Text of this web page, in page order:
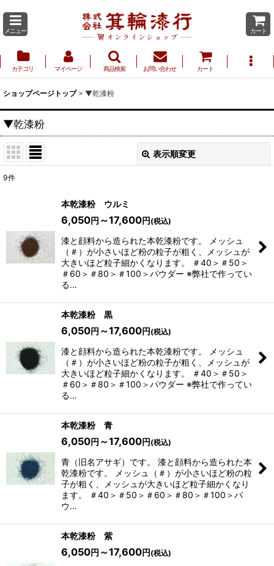
メニュー カート
カテゴリ マイページ 商品検索 お問い合わせ カート
ショップページトップ > ▼乾漆粉
▼乾漆粉
表示順変更
表示数:
絞り込む
9件
本乾漆粉 ウルミ
6,050円 ～17,600円 (税込)
漆と顔料から造られた本乾漆粉です。 メッシュ
（＃）が小さいほど粉の粒子が粗く、メッシュが
大きいほど粒子細かくなります。 ＃40＞＃50＞
＃60＞＃80＞＃100＞パウダー ※弊社で作ってい
る…
本乾漆粉 黒
6,050円 ～17,600円 (税込)
漆と顔料から造られた本乾漆粉です。 メッシュ
（＃）が小さいほど粉の粒子が粗く、メッシュが
大きいほど粒子細かくなります。 ＃40＞＃50＞
＃60＞＃80＞＃100＞パウダー ※弊社で作ってい
る…
本乾漆粉 青
6,050円 ～17,600円 (税込)
青（旧名アサギ）です。 漆と顔料から造られた本
乾漆粉です。 メッシュ（＃）が小さいほど粉の粒
子が粗く、メッシュが大きいほど粒子細かくなり
ます。 ＃40＞＃50＞＃60＞＃80＞＃100＞パ
ウ…
本乾漆粉 紫
6,050円 ～17,600円 (税込)